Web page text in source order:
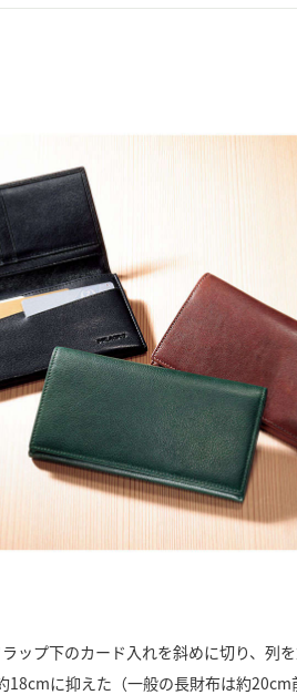
ップ下のカード入れを斜めに切り、列
18cmに抑えた（一般の長財布は約20cm